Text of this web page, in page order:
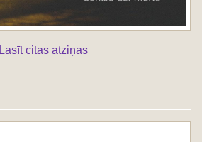
Lasīt citas atziņas